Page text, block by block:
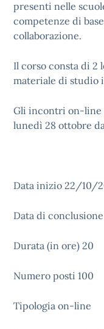
presenti nelle
competenze di
collaborazione.
Il corso consta di 2
materiale di studio
Gli incontri on-line
lunedì 28 ottobre
Data inizio 22/10/
Data di
Durata (in ore) 20
Numero posti 100
Tipologia on-line